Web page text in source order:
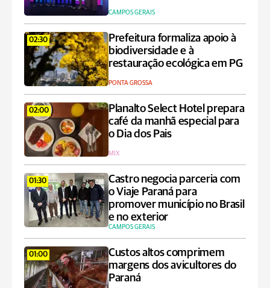
CAMPOS GERAIS
02:30
Prefeitura formaliza apoio à
biodiversidade e à
restauração ecológica em PG
PONTA GROSSA
02:00
Planalto Select Hotel prepara
café da manhã especial para
o Dia dos Pais
MIX
01:30
Castro negocia parceria com
o Viaje Paraná para
promover município no Brasil
e no exterior
CAMPOS GERAIS
01:00
Custos altos comprimem
margens dos avicultores do
Paraná